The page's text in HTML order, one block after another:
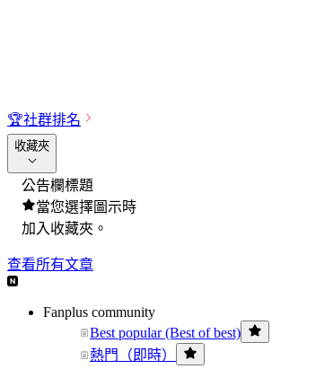
🏆社群排名
收藏夾
公告欄標題
當您選擇圖示時
加入收藏夾。
查看所有文章
Fanplus community
Best popular (Best of best)
熱門（即時）